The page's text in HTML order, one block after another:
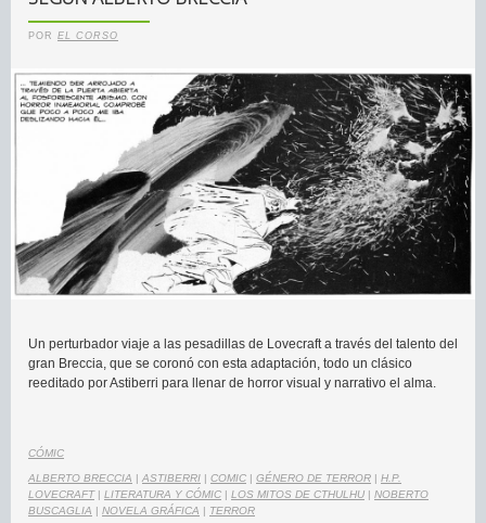
POR EL CORSO
Un perturbador viaje a las pesadillas de Lovecraft a través del talento del
gran Breccia, que se coronó con esta adaptación, todo un clásico
reeditado por Astiberri para llenar de horror visual y narrativo el alma.
CÓMIC
ALBERTO BRECCIA | ASTIBERRI | COMIC | GÉNERO DE TERROR | H.P.
LOVECRAFT| LITERATURA Y CÓMIC | LOS MITOS DE CTHULHU | NOBERTO
BUSCAGLIA | NOVELA GRÁFICA | TERROR